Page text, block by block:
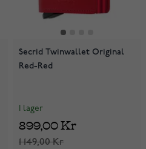
Secrid Twinwallet Original
Red-Red
I lager
1 149,00 Kr
899,00 Kr